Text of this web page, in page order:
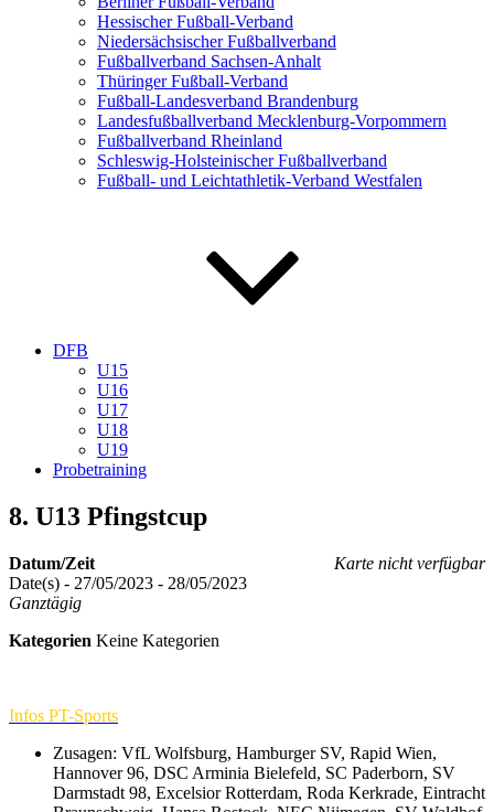
Hessischer Fußball-Verband
Niedersächsischer Fußballverband
Fußballverband Sachsen-Anhalt
Thüringer Fußball-Verband
Fußball-Landesverband Brandenburg
Landesfußballverband Mecklenburg-Vorpommern
Fußballverband Rheinland
Schleswig-Holsteinischer Fußballverband
Fußball- und Leichtathletik-Verband Westfalen
DFB
U15
U16
U17
U18
U19
Probetraining
8. U13 Pfingstcup
Karte nicht verfügbar
Datum/Zeit
Date(s) - 27/05/2023 - 28/05/2023
Ganztägig
Kategorien Keine Kategorien
Infos PT-Sports
Zusagen: VfL Wolfsburg, Hamburger SV, Rapid Wien,
Hannover 96, DSC Arminia Bielefeld, SC Paderborn, SV
Darmstadt 98, Excelsior Rotterdam, Roda Kerkrade, Eintracht